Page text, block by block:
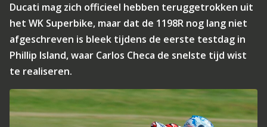
Ducati mag zich officieel hebben teruggetrokken uit
het WK Superbike, maar dat de 1198R nog lang niet
afgeschreven is bleek tijdens de eerste testdag in
Phillip Island, waar Carlos Checa de snelste tijd wist
te realiseren.